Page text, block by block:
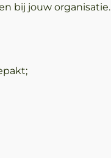
bij jouw organisatie.